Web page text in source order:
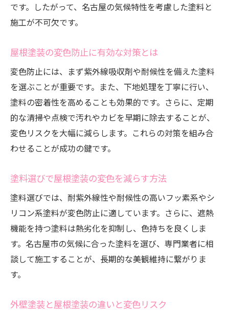
変色リスクを減らす屋根塗装塗料の特徴
屋根塗装に適した耐候性塗料の選び方
施工事例で分かる塗料選びの重要性
屋根塗装後のメンテナンスが変色を防ぐ
屋根塗装の費用相場と賢い予算計画のコツ
屋根塗装の費用相場をわかりやすく解説
予算計画で押さえるべき屋根塗装のポイン
費用が変わる屋根塗装の要因を整理
屋根塗装費用を抑える具体的な方法とは
見積もり比較が屋根塗装費用節約の鍵
屋根塗装と助成金活用で賢く費用管理
気候に強い屋根塗装で住まいを守る方法
断熱性に優れた屋根塗装の選び方
です。したがって、名古屋の気候特性を考慮した塗料と
施工が不可欠です。
屋根塗装の変色防止に有効な対策とは
変色防止には、まず紫外線吸収剤や耐候性を備えた塗料
を選ぶことが重要です。また、下地処理を丁寧に行い、
塗料の密着性を高めることも効果的です。さらに、定期
的な清掃や点検で汚れやカビを早期に除去することが、
変色リスクを大幅に減らします。これらの対策を組み合
わせることが成功の鍵です。
塗料選びで屋根塗装の変色を減らす方法
塗料選びでは、耐紫外線性や耐候性の高いフッ素系やシ
リコン系塗料が変色防止に適しています。さらに、遮熱
機能を持つ塗料は熱劣化を抑制し、色持ちを良くしま
す。名古屋市の気候に合った塗料を選び、専門業者に相
談して施工することが、長期的な美観維持に繋がりま
す。
外壁塗装と屋根塗装の違いと変色リスク